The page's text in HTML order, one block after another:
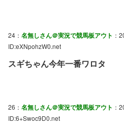
24： 名無しさん＠実況で競馬板アウト ：
ID:eXNpohzW0.net
スギちゃん今年一番ワロタ
26： 名無しさん＠実況で競馬板アウト ：
ID:6+Swoc9D0.net